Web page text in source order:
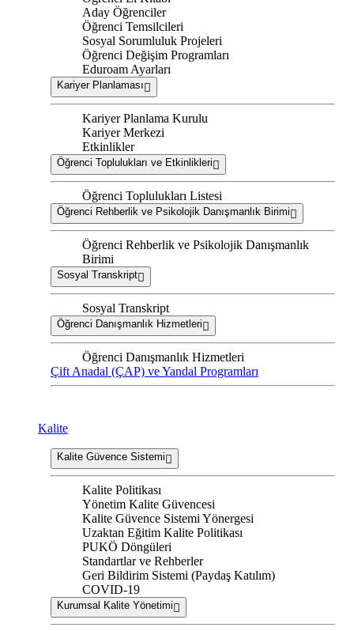
Aday Öğrenciler
Öğrenci Temsilcileri
Sosyal Sorumluluk Projeleri
Öğrenci Değişim Programları
Eduroam Ayarları
Kariyer Planlaması
Kariyer Planlama Kurulu
Kariyer Merkezi
Etkinlikler
Öğrenci Toplulukları ve Etkinlikleri
Öğrenci Toplulukları Listesi
Öğrenci Rehberlik ve Psikolojik Danışmanlık Birimi
Öğrenci Rehberlik ve Psikolojik Danışmanlık
Birimi
Sosyal Transkript
Sosyal Transkript
Öğrenci Danışmanlık Hizmetleri
Öğrenci Danışmanlık Hizmetleri
Çift Anadal (ÇAP) ve Yandal Programları
Kalite
Kalite Güvence Sistemi
Kalite Politikası
Yönetim Kalite Güvencesi
Kalite Güvence Sistemi Yönergesi
Uzaktan Eğitim Kalite Politikası
PUKÖ Döngüleri
Standartlar ve Rehberler
Geri Bildirim Sistemi (Paydaş Katılım)
COVID-19
Kurumsal Kalite Yönetimi